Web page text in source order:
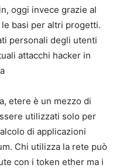
oggi invece grazie al
basi per altri progetti.
personali degli utenti
attacchi hacker in
etere è un mezzo di
utilizzati solo per
di applicazioni
Chi utilizza la rete può
con i token ether ma i